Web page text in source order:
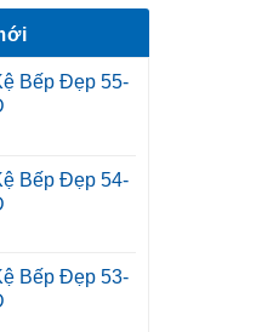
Bếp Đẹp 55-
Bếp Đẹp 54-
Bếp Đẹp 53-